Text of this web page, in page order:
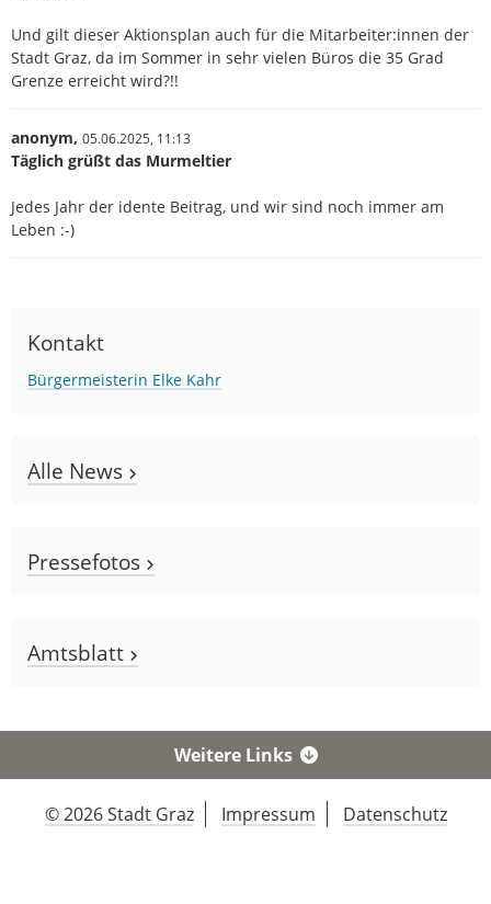
Und gilt dieser Aktionsplan auch für die Mitarbeiter:innen der
Stadt Graz, da im Sommer in sehr vielen Büros die 35 Grad
Grenze erreicht wird?!!
anonym, 05.06.2025, 11:13
Täglich grüßt das Murmeltier
Jedes Jahr der idente Beitrag, und wir sind noch immer am
Leben :-)
Kontakt
Bürgermeisterin Elke Kahr
Alle News
Pressefotos
Amtsblatt
Weitere Links
© 2026 Stadt Graz Impressum Datenschutz